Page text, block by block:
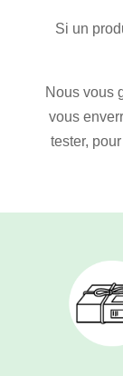
Si un
Nous vous
vous
tester,